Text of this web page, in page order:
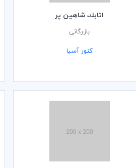
اتابك شاهين پر
بازرگانی
کنور آسیا